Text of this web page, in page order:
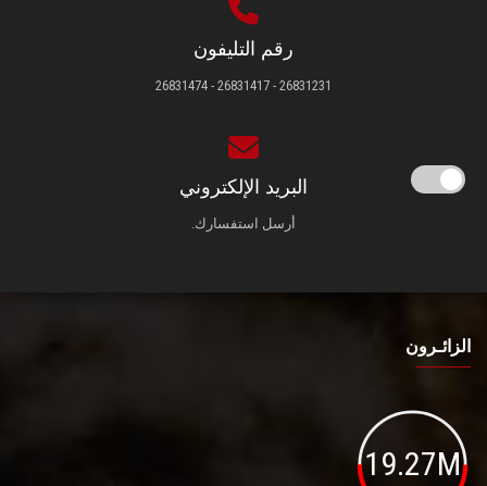
رقم التليفون
26831231 - 26831417 - 26831474
البريد الإلكتروني
أرسل استفسارك.
الزائـرون
19.27M